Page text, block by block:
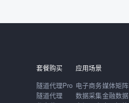
套餐购买
隧道代理Pro
隧道代理
应用场景
电子商务
数据采集
媒体矩阵
金融数据